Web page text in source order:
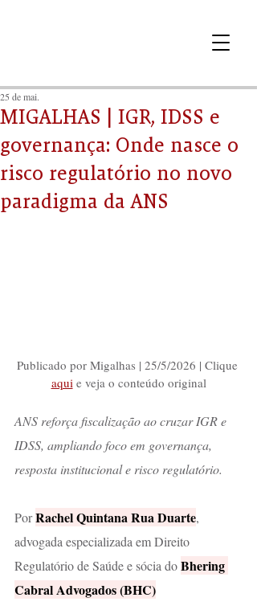
MIGALHAS | IGR, IDSS e
governança: Onde nasce o
risco regulatório no novo
paradigma da ANS
25 de mai.
Publicado por Migalhas | 25/5/2026 | Clique
aqui e veja o conteúdo original
ANS reforça fiscalização ao cruzar IGR e
IDSS, ampliando foco em governança,
resposta institucional e risco regulatório.
Por Rachel Quintana Rua Duarte,
advogada especializada em Direito
Regulatório de Saúde e sócia do Bhering
Cabral Advogados (BHC)